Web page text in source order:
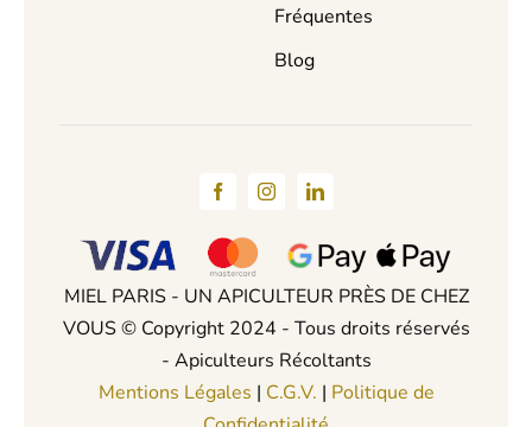
Fréquentes
Blog
MIEL PARIS - UN APICULTEUR PRÈS DE CHEZ
VOUS © Copyright 2024 - Tous droits réservés
- Apiculteurs Récoltants
Mentions Légales | C.G.V. | Politique de